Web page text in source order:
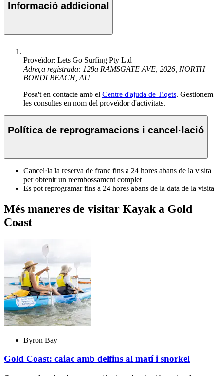
Informació addicional
Proveïdor: Lets Go Surfing Pty Ltd
Adreça registrada: 128a RAMSGATE AVE, 2026, NORTH
BONDI BEACH, AU
Posa't en contacte amb el Centre d'ajuda de Tiqets. Gestionem
les consultes en nom del proveïdor d'activitats.
Política de reprogramacions i cancel·lació
Cancel·la la reserva de franc fins a 24 hores abans de la visita
per obtenir un reembossament complet
Es pot reprogramar fins a 24 hores abans de la data de la visita
Més maneres de visitar Kayak a Gold
Coast
Byron Bay
Gold Coast: caiac amb delfins al matí i snorkel